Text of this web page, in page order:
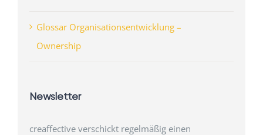
Glossar Organisationsentwicklung –
Ownership
Newsletter
creaffective verschickt regelmäßig einen